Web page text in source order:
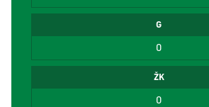
G
0
ŽK
0